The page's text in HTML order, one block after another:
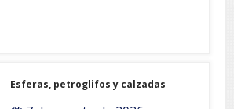
Esferas, petroglifos y calzadas